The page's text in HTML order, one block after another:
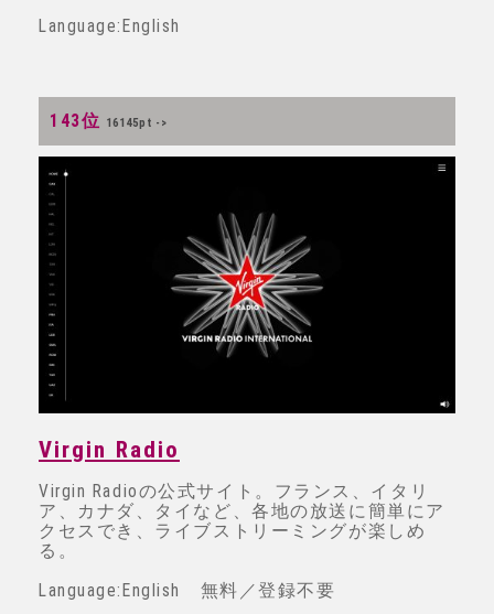
Language:English
143位 16145pt ->
Virgin Radio
Virgin Radioの公式サイト。フランス、イタリ
ア、カナダ、タイなど、各地の放送に簡単にア
クセスでき、ライブストリーミングが楽しめ
る。
Language:English 無料／登録不要